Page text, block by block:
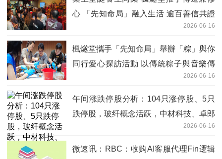
心 「先知命局」融入生活 逾百善信共證
2026-06-16
楓燧堂攜手「先知命局」舉辦「粽」與你
同行愛心探訪活動 以傳統粽子與音樂傳
2026-06-16
午间涨跌停股分析：104只涨停股、5只
跌停股，玻纤概念活跃，中材科技、卓郎
2026-06-16
微速讯：RBC：收购AI客服代理Fin逻辑